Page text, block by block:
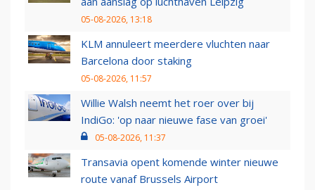
05-08-2026, 13:18
KLM annuleert meerdere vluchten naar
Barcelona door staking
05-08-2026, 11:57
Willie Walsh neemt het roer over bij
IndiGo: 'op naar nieuwe fase van groei'
05-08-2026, 11:37
Transavia opent komende winter nieuwe
route vanaf Brussels Airport